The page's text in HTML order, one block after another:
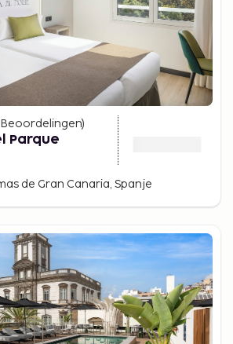
Beoordelingen)
Parque
de Gran Canaria, Spanje